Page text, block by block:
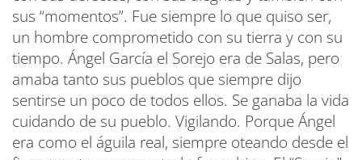
sus “momentos”. Fue siempre lo que quiso ser,
un hombre comprometido con su tierra y con su
tiempo. Ángel García el Sorejo era de Salas, pero
amaba tanto sus pueblos que siempre dijo
sentirse un poco de todos ellos. Se ganaba la vida
cuidando de su pueblo. Vigilando. Porque Ángel
era como el águila real, siempre oteando desde el